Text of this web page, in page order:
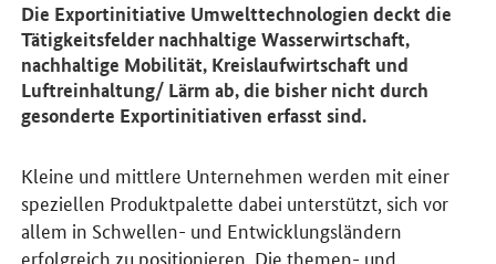
Die Exportinitiative Umwelttechnologien deckt die
Tätigkeitsfelder nachhaltige Wasserwirtschaft,
nachhaltige Mobilität, Kreislaufwirtschaft und
Luftreinhaltung/ Lärm ab, die bisher nicht durch
gesonderte Exportinitiativen erfasst sind.
Kleine und mittlere Unternehmen werden mit einer
speziellen Produktpalette dabei unterstützt, sich vor
allem in Schwellen- und Entwicklungsländern
erfolgreich zu positionieren. Die themen- und